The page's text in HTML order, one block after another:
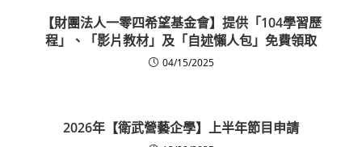
【財團法人一零四希望基金會】提供「104學習歷
程」、「影片教材」及「自述懶人包」免費領取
04/15/2025
2026年【衛武營藝企學】上半年節目申請